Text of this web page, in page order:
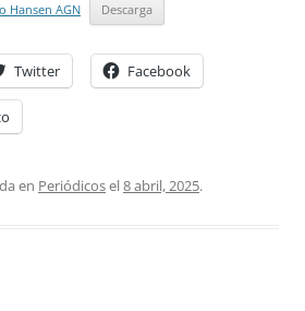
Hansen AGN Descarga
Twitter Facebook
en Periódicosel8 abril, 2025.